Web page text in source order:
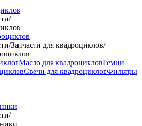
/
/Запчасти для квадроциклов/
Масло для квадроцикловРемни
Свечи для квадроцикловФильтры
/